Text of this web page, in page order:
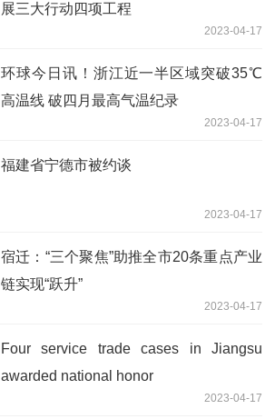
展三大行动四项工程
2023-04-17
环球今日讯！浙江近一半区域突破35℃
高温线 破四月最高气温纪录
2023-04-17
福建省宁德市被约谈
2023-04-17
宿迁：“三个聚焦”助推全市20条重点产业
链实现“跃升”
2023-04-17
Four service trade cases in Jiangsu
awarded national honor
2023-04-17